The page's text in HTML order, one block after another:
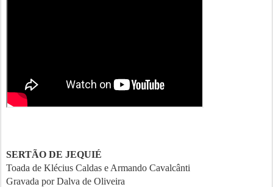
SERTÃO DE JEQUIÉ
Toada de Klécius Caldas e Armando Cavalcânti
Gravada por Dalva de Oliveira